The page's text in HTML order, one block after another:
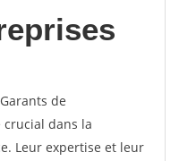
de
dans la
Leur expertise et leur